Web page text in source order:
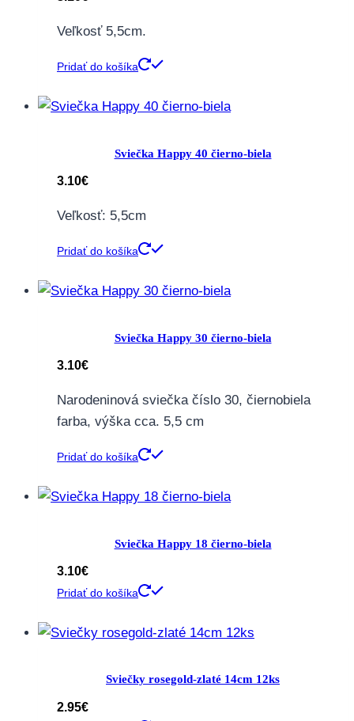
Veľkosť 5,5cm.
Pridať do košíka
Sviečka Happy 40 čierno-biela
3.10€
Veľkosť: 5,5cm
Pridať do košíka
Sviečka Happy 30 čierno-biela
3.10€
Narodeninová sviečka číslo 30, čiernobiela
farba, výška cca. 5,5 cm
Pridať do košíka
Sviečka Happy 18 čierno-biela
3.10€
Pridať do košíka
Sviečky rosegold-zlaté 14cm 12ks
2.95€